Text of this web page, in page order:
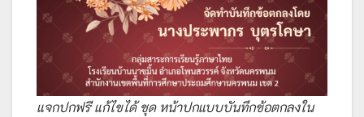
แจกปกฟรี แก้ไขได้ ชุด หน้าปกแบบบันทึกข้อตกลงใน